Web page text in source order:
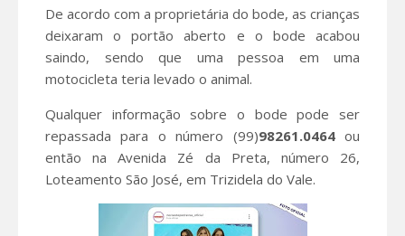
De acordo com a proprietária do bode, as crianças
deixaram o portão aberto e o bode acabou
saindo, sendo que uma pessoa em uma
motocicleta teria levado o animal.
Qualquer informação sobre o bode pode ser
repassada para o número (99)98261.0464ou
então na Avenida Zé da Preta, número 26,
Loteamento São José, em Trizidela do Vale.